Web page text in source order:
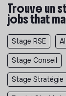
Trouve un
jobs that
Stage RSE
Stage Conseil
Stage Stratégie